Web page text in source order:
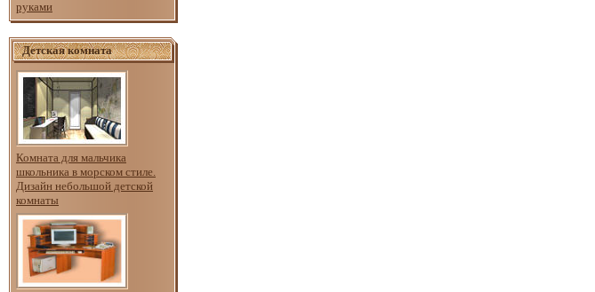
руками
Детская комната
Комната для мальчика
школьника в морском стиле.
Дизайн небольшой детской
комнаты